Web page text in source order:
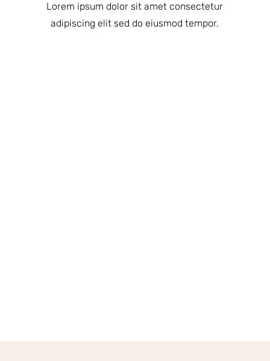
Lorem ipsum dolor sit amet consectetur
adipiscing elit sed do eiusmod tempor.